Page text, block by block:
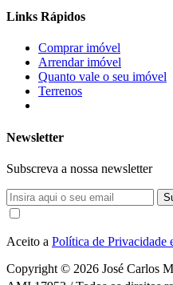
Links Rápidos
Comprar imóvel
Arrendar imóvel
Quanto vale o seu imóvel
Terrenos
Newsletter
Subscreva a nossa newsletter
Aceito a Política de Privacidade
Copyright © 2026 José Carlos